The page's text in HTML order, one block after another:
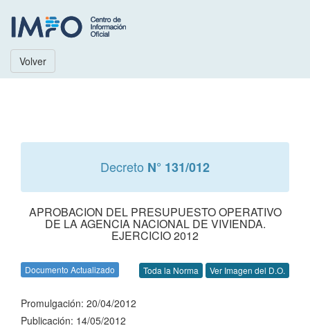
Volver
Decreto N° 131/012
APROBACION DEL PRESUPUESTO OPERATIVO
DE LA AGENCIA NACIONAL DE VIVIENDA.
EJERCICIO 2012
Documento Actualizado Toda la Norma Ver Imagen del D.O.
Promulgación: 20/04/2012
Publicación: 14/05/2012